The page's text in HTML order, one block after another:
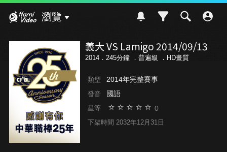
瀏覽
義大 VS Lamigo 2014/09/13
2014．245分鐘 ． 普遍級 ．HD畫質
類型 2014年完整賽事
發音 國語
星等 0
下架時間 2032年12月31日